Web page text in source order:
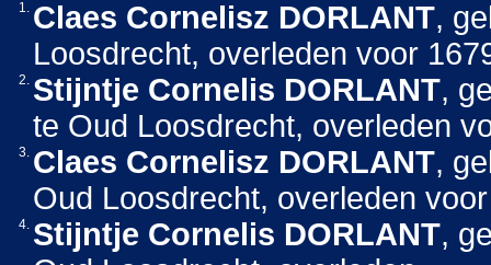
1. Claes Cornelisz DORLANT,
Loosdrecht, overleden voor
2. Stijntje Cornelis DORLANT,
te Oud Loosdrecht, overleden
3. Claes Cornelisz DORLANT,
Oud Loosdrecht, overleden
4. Stijntje Cornelis DORLANT,